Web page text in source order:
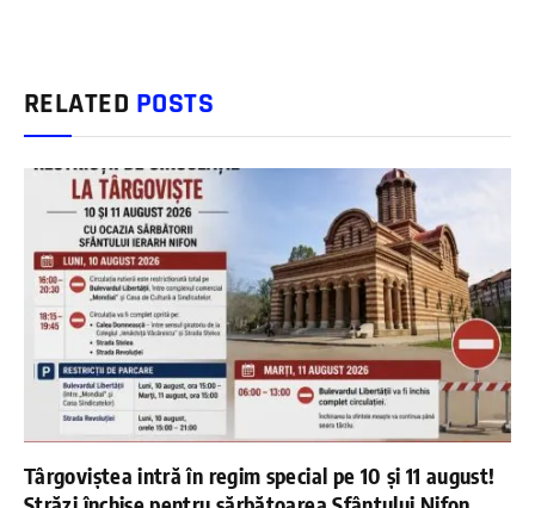
RELATED POSTS
Târgoviștea intră în regim special pe 10 și 11 august!